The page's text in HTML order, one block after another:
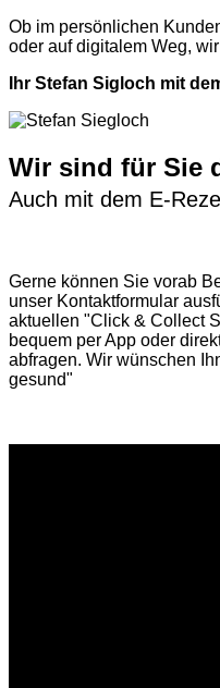
Ob im persönlichen
oder auf digitalem Weg,
Ihr Stefan Sigloch mit
Wir sind für Sie
Auch mit dem E-
Gerne können Sie vorab
unser Kontaktformular
aktuellen "Click & Collect
bequem per App oder
abfragen. Wir wünschen
gesund"